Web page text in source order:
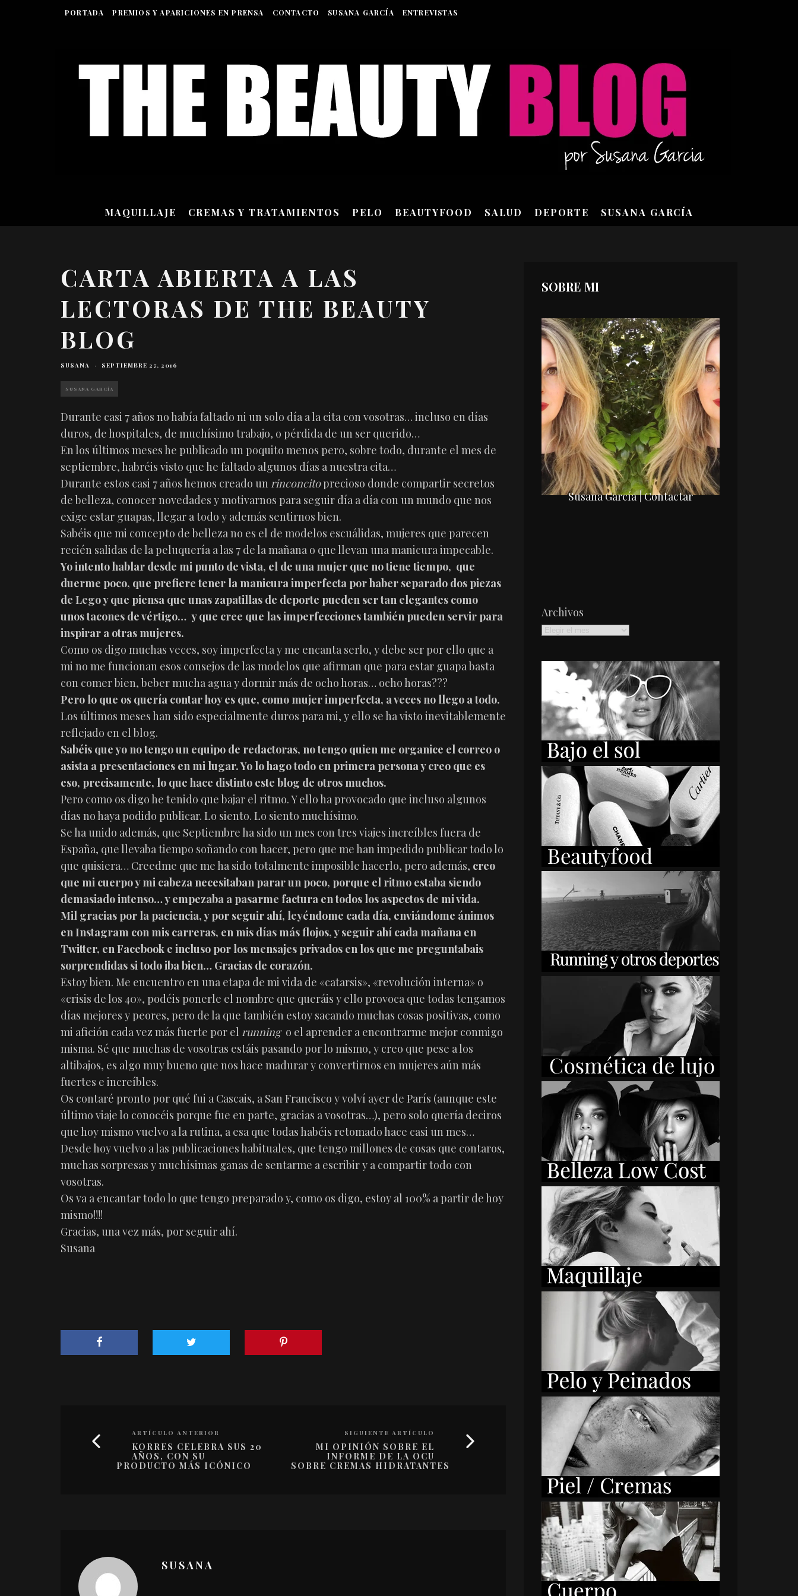
PORTADA PREMIOS Y APARICIONES EN PRENSA CONTACTO SUSANA GARCÍA ENTREVISTAS
MAQUILLAJE CREMAS Y TRATAMIENTOS PELO BEAUTYFOOD SALUD DEPORTE SUSANA GARCÍA
CARTA ABIERTA A LAS
LECTORAS DE THE BEAUTY
BLOG
SUSANA · SEPTIEMBRE 27, 2016
SUSANA GARCÍA
Durante casi 7 años no había faltado ni un solo día a la cita con vosotras… incluso en días
duros, de hospitales, de muchísimo trabajo, o pérdida de un ser querido…
En los últimos meses he publicado un poquito menos pero, sobre todo, durante el mes de
septiembre, habréis visto que he faltado algunos días a nuestra cita…
Durante estos casi 7 años hemos creado un rinconcitoprecioso donde compartir secretos
de belleza, conocer novedades y motivarnos para seguir día a día con un mundo que nos
exige estar guapas, llegar a todo y además sentirnos bien.
Sabéis que mi concepto de belleza no es el de modelos escuálidas, mujeres que parecen
recién salidas de la peluquería a las 7 de la mañana o que llevan una manicura impecable.
Yo intento hablar desde mi punto de vista, el de una mujer que no tiene tiempo, que
duerme poco, que prefiere tener la manicura imperfecta por haber separado dos piezas
de Lego y que piensa que unas zapatillas de deporte pueden ser tan elegantes como
unos tacones de vértigo… y que cree que las imperfecciones también pueden servir para
inspirar a otras mujeres.
Como os digo muchas veces, soy imperfecta y me encanta serlo, y debe ser por ello que a
mi no me funcionan esos consejos de las modelos que afirman que para estar guapa basta
con comer bien, beber mucha agua y dormir más de ocho horas… ocho horas???
Pero lo que os quería contar hoy es que, como mujer imperfecta, a veces no llego a todo.
Los últimos meses han sido especialmente duros para mi, y ello se ha visto inevitablemente
reflejado en el blog.
Sabéis que yo no tengo un equipo de redactoras, no tengo quien me organice el correo o
asista a presentaciones en mi lugar. Yo lo hago todo en primera persona y creo que es
eso, precisamente, lo que hace distinto este blog de otros muchos.
Pero como os digo he tenido que bajar el ritmo. Y ello ha provocado que incluso algunos
días no haya podido publicar. Lo siento. Lo siento muchísimo.
Se ha unido además, que Septiembre ha sido un mes con tres viajes increíbles fuera de
España, que llevaba tiempo soñando con hacer, pero que me han impedido publicar todo lo
que quisiera… Creedme que me ha sido totalmente imposible hacerlo, pero además, creo
que mi cuerpo y mi cabeza necesitaban parar un poco, porque el ritmo estaba siendo
demasiado intenso… y empezaba a pasarme factura en todos los aspectos de mi vida.
Mil gracias por la paciencia, y por seguir ahí, leyéndome cada día, enviándome ánimos
en Instagram con mis carreras, en mis días más flojos, y seguir ahí cada mañana en
Twitter, en Facebook e incluso por los mensajes privados en los que me preguntabais
sorprendidas si todo iba bien… Gracias de corazón.
Estoy bien. Me encuentro en una etapa de mi vida de «catarsis», «revolución interna» o
«crisis de los 40», podéis ponerle el nombre que queráis y ello provoca que todas tengamos
días mejores y peores, pero de la que también estoy sacando muchas cosas positivas, como
mi afición cada vez más fuerte por el running o el aprender a encontrarme mejor conmigo
misma. Sé que muchas de vosotras estáis pasando por lo mismo, y creo que pese a los
altibajos, es algo muy bueno que nos hace madurar y convertirnos en mujeres aún más
fuertes e increíbles.
Os contaré pronto por qué fui a Cascais, a San Francisco y volví ayer de París (aunque este
último viaje lo conocéis porque fue en parte, gracias a vosotras…), pero solo quería deciros
que hoy mismo vuelvo a la rutina, a esa que todas habéis retomado hace casi un mes…
Desde hoy vuelvo a las publicaciones habituales, que tengo millones de cosas que contaros,
muchas sorpresas y muchísimas ganas de sentarme a escribir y a compartir todo con
vosotras.
Os va a encantar todo lo que tengo preparado y, como os digo, estoy al 100% a partir de hoy
mismo!!!!
Gracias, una vez más, por seguir ahí.
Susana
ARTÍCULO ANTERIOR
KORRES CELEBRA SUS 20
AÑOS, CON SU
PRODUCTO MÁS ICÓNICO
SIGUIENTE ARTÍCULO
MI OPINIÓN SOBRE EL
INFORME DE LA OCU
SOBRE CREMAS HIDRATANTES
SUSANA
SOBRE MI
Susana García | Contactar
Archivos